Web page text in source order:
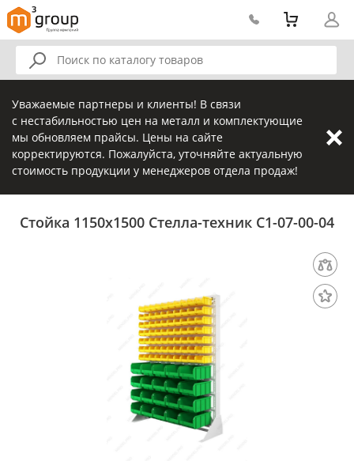
Уважаемые партнеры и клиенты! В связи
с нестабильностью цен на металл и комплектующие
мы обновляем прайсы. Цены на сайте
корректируются. Пожалуйста, уточняйте актуальную
стоимость продукции у менеджеров отдела продаж!
Стойка 1150х1500 Стелла-техник С1-07-00-04